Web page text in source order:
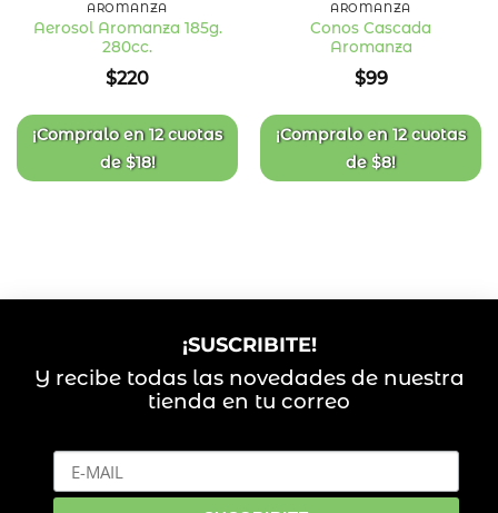
AROMANZA
Aerosol Aromanza 185g.
280cc.
$220
¡Compralo en12 cuotas
de$18!
AROMANZA
Conos Cascada
Aromanza
$99
¡Compralo en12 cuotas
de$8!
¡SUSCRIBITE!
Y recibe todas las novedades de nuestra
tienda en tu correo